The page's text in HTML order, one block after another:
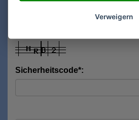
Sicherheitscode*:
Verweigern